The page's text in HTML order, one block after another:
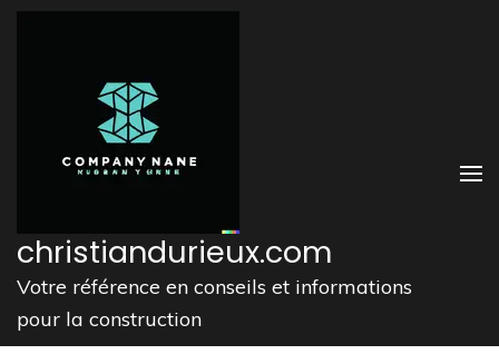
Aller
christiandurieux.com
Votre référence en conseils et informations
pour la construction